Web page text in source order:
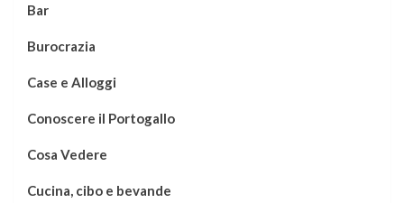
Bar
Burocrazia
Case e Alloggi
Conoscere il Portogallo
Cosa Vedere
Cucina, cibo e bevande